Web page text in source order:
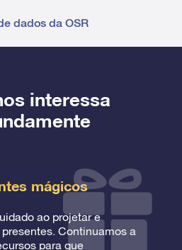
dados da OSR
interessa
mágicos
ao projetar e
Continuamos a
para que